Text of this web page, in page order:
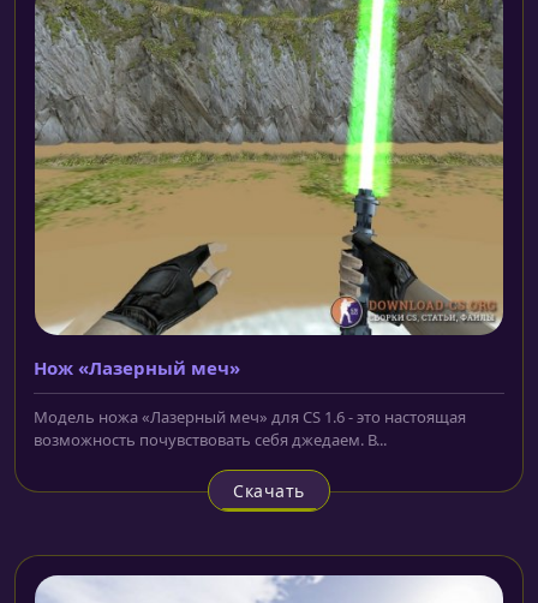
Нож «Лазерный меч»
Модель ножа «Лазерный меч» для CS 1.6 - это настоящая
возможность почувствовать себя джедаем. В...
Скачать